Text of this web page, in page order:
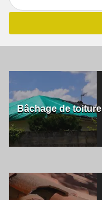
Bâchage de